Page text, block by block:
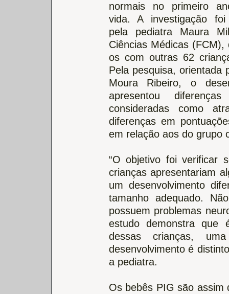
normais no primeiro
vida. A investigação
pela pediatra Maura
Ciências Médicas
os com outras 62
Pela pesquisa, orientada
Moura Ribeiro, o
apresentou
consideradas como
diferenças em
em relação aos do grupo
“O objetivo foi verificar
crianças apresentariam
um desenvolvimento
tamanho adequado.
possuem problemas
estudo demonstra que
dessas crianças,
desenvolvimento é
a pediatra.
Os bebês PIG são assim